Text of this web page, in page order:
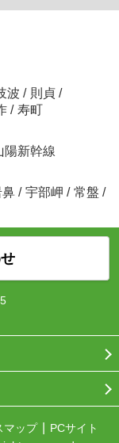
波 / 則貞 /
/ 寿町
陽新幹線
鼻 / 宇部岬 / 常盤 /
マップ
PCサイト